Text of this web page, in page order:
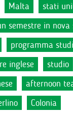
Malta stati
semestre in nova
programma
inglese
studio
afternoon
Colonia